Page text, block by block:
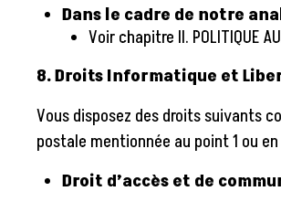
Dans le cadre de notre
Voir chapitre II. POLITIQUE
8. Droits Informatique et
Vous disposez des droits suivants
postale mentionnée au point 1 ou
Droit d’accès et de